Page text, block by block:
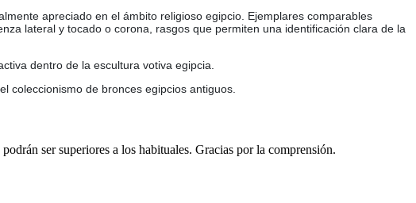
apreciado en el ámbito religioso egipcio. Ejemplares comparables
lateral y tocado o corona, rasgos que permiten una identificación clara de la
dentro de la escultura votiva egipcia.
coleccionismo de bronces egipcios antiguos.
ser superiores a los habituales. Gracias por la comprensión.